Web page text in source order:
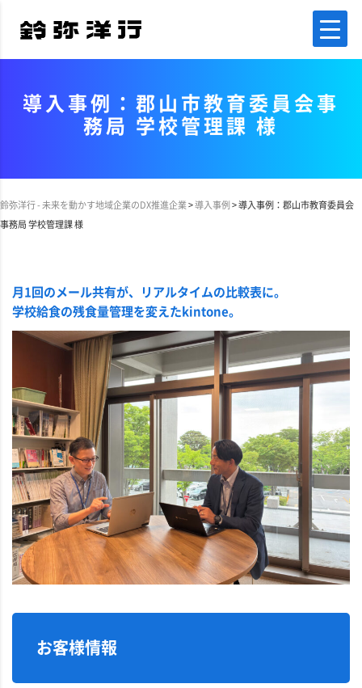
導入事例：郡山市教育委員会事
務局 学校管理課 様
鈴弥洋行 - 未来を動かす地域企業のDX推進企業>導入事例>導入事例：郡山市教育委員会
事務局 学校管理課 様
月1回のメール共有が、リアルタイムの比較表に。
学校給食の残食量管理を変えたkintone。
お客様情報